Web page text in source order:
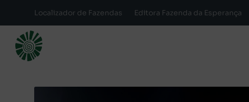
Localizador de Fazendas Editora Fazenda da Esperança